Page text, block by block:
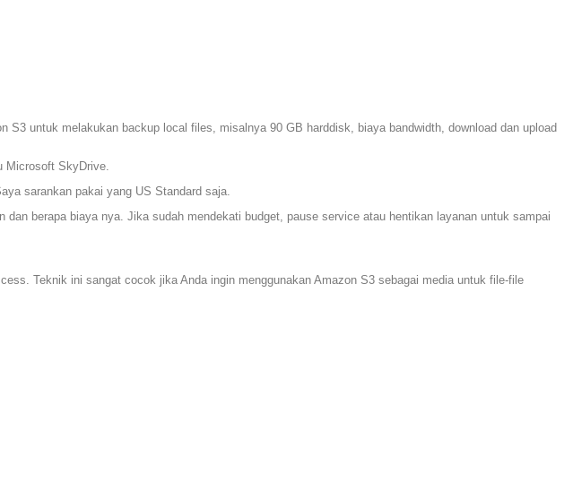
untuk melakukan backup local files, misalnya 90 GB harddisk, biaya bandwidth, download dan upload
Microsoft SkyDrive.
sarankan pakai yang US Standard saja.
berapa biaya nya. Jika sudah mendekati budget, pause service atau hentikan layanan untuk sampai
Teknik ini sangat cocok jika Anda ingin menggunakan Amazon S3 sebagai media untuk file-file